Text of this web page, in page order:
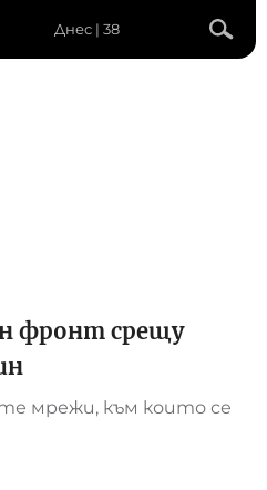
Днес | 38
фронт срещу
мрежи, към които се